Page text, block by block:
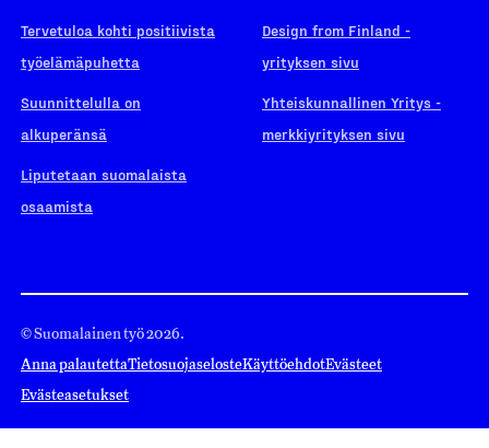
Tervetuloa kohti positiivista
työelämäpuhetta
Suunnittelulla on
alkuperänsä
Liputetaan suomalaista
osaamista
Design from Finland -
yrityksen sivu
Yhteiskunnallinen Yritys -
merkkiyrityksen sivu
© Suomalainen työ 2026.
Anna palautettaTietosuojaselosteKäyttöehdotEvästeet
Evästeasetukset